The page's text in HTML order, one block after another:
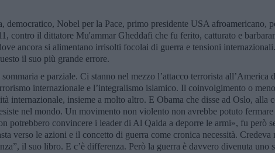
democratico, Nobel per la Pace, primo presidente USA afroamericano,
contro il dittatore Mu'ammar Gheddafi che fu ferito, catturato e
ancora si alimentano irrisolti focolai di guerra e tensioni
il suo più grande errore.
e parziale. Ci stanno nel mezzo l’attacco terrorista all’America
internazionale e l’integralismo islamico. Il coinvolgimento o
internazionale, insieme a molto altro. E Obama che disse ad Oslo, alla
nel mondo. Un movimento non violento non avrebbe potuto fermare
potrebbero convincere i leader di Al Qaida a deporre le armi», fu però
verso le azioni e il concetto di guerra come cronica necessità. Credeva
il suo libro. E c’è differenza. Però la guerra è davvero divenuta uno